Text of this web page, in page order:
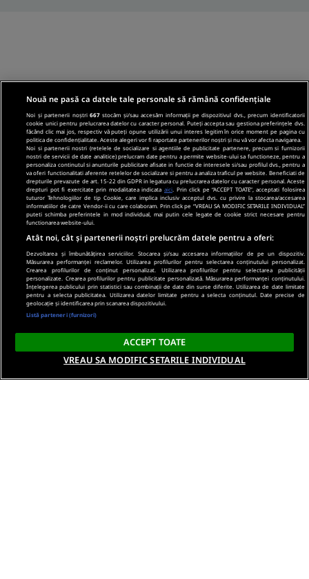
Nouă ne pasă ca datele tale personale să rămână confidențiale
Noi și partenerii noștri667 stocăm și/sau accesăm informații pe dispozitivul dvs., precum identificatorii
cookie unici pentru prelucrarea datelor cu caracter personal. Puteți accepta sau gestiona preferințele dvs.
făcând clic mai jos, respectiv vă puteți opune utilizării unui interes legitim în orice moment pe pagina cu
politica de confidențialitate. Aceste alegeri vor fi raportate partenerilor noștri și nu vă vor afecta navigarea.
Noi si partenerii nostri (retelele de socializare si agentiile de publicitate partenere, precum si furnizorii
nostri de servicii de date analitice) prelucram date pentru a permite website-ului sa functioneze, pentru a
personaliza continutul si anunturile publicitare afisate in functie de interesele si/sau profilul dvs., pentru a
va oferi functionalitati aferente retelelor de socializare si pentru a analiza traficul pe website. Beneficiati de
drepturile prevazute de art. 15-22 din GDPR in legatura cu prelucrarea datelor cu caracter personal. Aceste
drepturi pot fi exercitate prin modalitatea indicata aici . Prin click pe “ACCEPT TOATE”, acceptati folosirea
tuturor Tehnologiilor de tip Cookie, care implica inclusiv acceptul dvs. cu privire la stocarea/accesarea
informatiilor de catre Vendor-ii cu care colaboram. Prin click pe “VREAU SA MODIFIC SETARILE INDIVIDUAL”
puteti schimba preferintele in mod individual, mai putin cele legate de cookie strict necesare pentru
functionarea website-ului.
Atât noi, cât și partenerii noștri prelucrăm datele pentru a oferi:
Dezvoltarea și îmbunătățirea serviciilor. Stocarea și/sau accesarea informațiilor de pe un dispozitiv.
Măsurarea performanței reclamelor. Utilizarea profilurilor pentru selectarea conținutului personalizat.
Crearea profilurilor de conținut personalizat. Utilizarea profilurilor pentru selectarea publicității
personalizate. Crearea profilurilor pentru publicitate personalizată. Măsurarea performanței conținutului.
Înțelegerea publicului prin statistici sau combinații de date din surse diferite. Utilizarea de date limitate
pentru a selecta publicitatea. Utilizarea datelor limitate pentru a selecta conținutul. Date precise de
geolocație și identificarea prin scanarea dispozitivului.
Listă parteneri (furnizori)
ACCEPT TOATE
VREAU SA MODIFIC SETARILE INDIVIDUAL